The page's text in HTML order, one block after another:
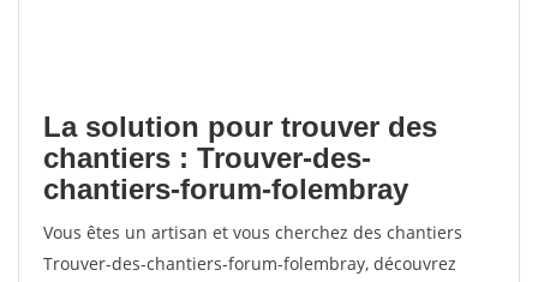
La solution pour trouver des
chantiers : Trouver-des-
chantiers-forum-folembray
Vous êtes un artisan et vous cherchez des chantiers
Trouver-des-chantiers-forum-folembray, découvrez